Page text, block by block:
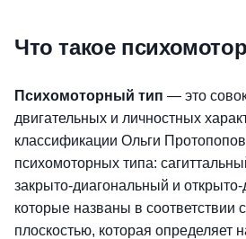
Что такое
Психомоторный тип — это
двигательных и личностных
классификации Ольги
психомоторных типа:
закрыто-диагональный и
которые названы в соответствии
плоскостью, которая определяет